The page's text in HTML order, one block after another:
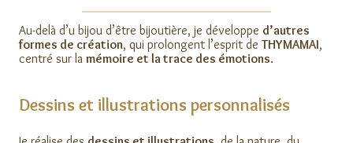
Au-delà d’u bijou d’être bijoutière, je développe d’autres
formes de création, qui prolongent l’esprit de THYMAMAI,
centré sur la mémoire et la trace des émotions.
Dessins et illustrations personnalisés